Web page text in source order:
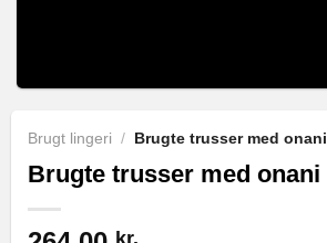
Brugt lingeri / Brugte trusser med onani
Brugte trusser med onani
kr.